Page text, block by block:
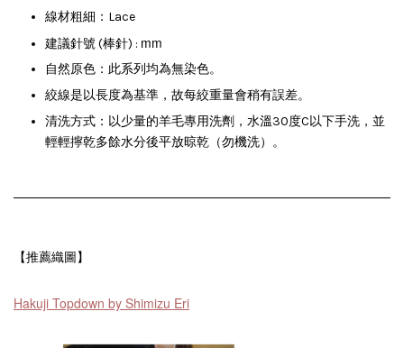
線材粗細：Lace
建議針號 (棒針) : mm
自然原色：此系列均為無染色。
絞線是以長度為基準，故每絞重量會稍有誤差。
清洗方式：以少量的羊毛專用洗劑，水溫30度C以下手洗，並
輕輕擰乾多餘水分後平放晾乾（勿機洗）。
【推薦織圖】
Hakuji Topdown by Shimizu Eri